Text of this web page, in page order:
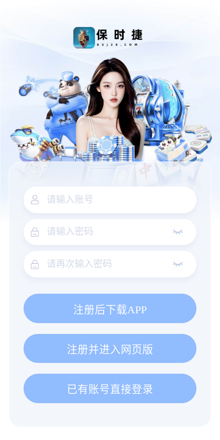
注册后下载APP
注册并进入网页版
已有账号直接登录